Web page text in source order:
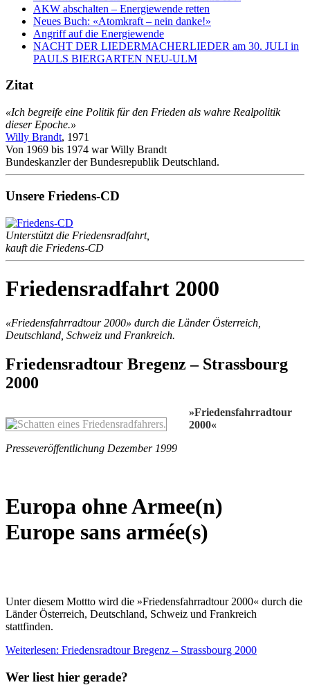
AKW abschalten – Energiewende retten
Neues Buch: «Atomkraft – nein danke!»
Angriff auf die Energiewende
NACHT DER LIEDERMACHERLIEDER am 30. JULI in
PAULS BIERGARTEN NEU-ULM
Zitat
«Ich begreife eine Politik für den Frieden als wahre Realpolitik
dieser Epoche.»
Willy Brandt, 1971
Von 1969 bis 1974 war Willy Brandt
Bundeskanzler der Bundesrepublik Deutschland.
Unsere Friedens-CD
Unterstützt die Friedensradfahrt,
kauft die Friedens-CD
Friedensradfahrt 2000
«Friedensfahrradtour 2000» durch die Länder Österreich,
Deutschland, Schweiz und Frankreich.
Friedensradtour Bregenz – Strassbourg
2000
»Friedensfahrradtour
2000«
Presseveröffentlichung Dezember 1999
Europa ohne Armee(n)
Europe sans armée(s)
Unter diesem Mottto wird die »Friedensfahrradtour 2000« durch die
Länder Österreich, Deutschland, Schweiz und Frankreich
stattfinden.
Weiterlesen: Friedensradtour Bregenz – Strassbourg 2000
Wer liest hier gerade?